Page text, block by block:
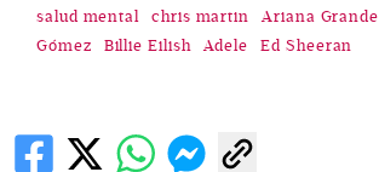
salud mental chris martin Ariana Grande
Gómez
Billie Eilish Adele Ed Sheeran